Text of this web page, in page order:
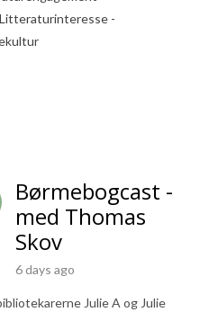
-
Børmebogcast -
med Thomas
Skov
6 days ago
Julie A og Julie